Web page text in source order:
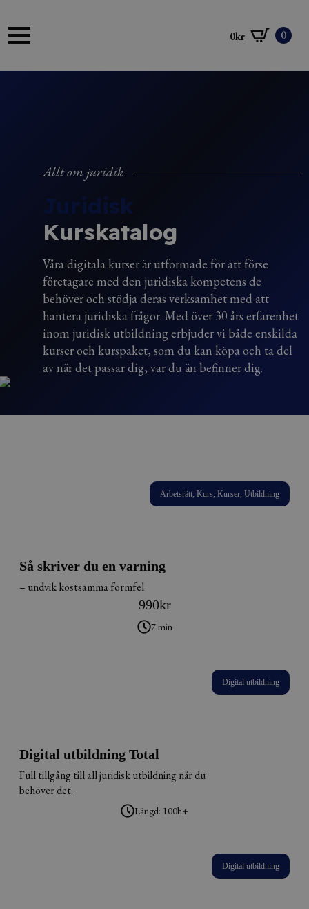
0kr 0
Allt om juridik
Juridisk
Kurskatalog
Våra digitala kurser är utformade för att förse
företagare med den juridiska kompetens de
behöver och stödja deras verksamhet med att
hantera juridiska frågor. Med över 30 års erfarenhet
inom juridisk utbildning erbjuder vi både enskilda
kurser och kurspaket, som du kan köpa och ta del
av när det passar dig, var du än befinner dig.
Arbetsrätt, Kurs, Kurser, Utbildning
Så skriver du en varning
– undvik kostsamma formfel
990kr
7 min
Digital utbildning
Digital utbildning Total
Full tillgång till all juridisk utbildning när du
behöver det.
Längd: 100h+
Digital utbildning